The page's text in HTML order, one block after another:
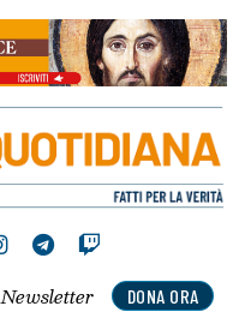
DONA ORA
Newsletter